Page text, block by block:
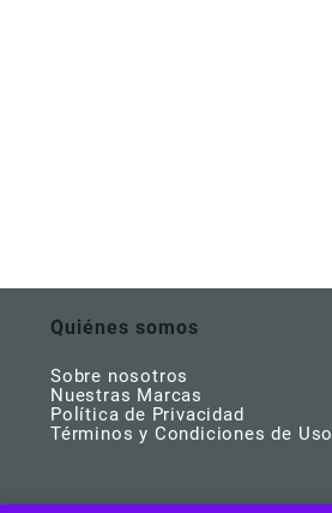
Quiénes somos
Sobre nosotros
Nuestras Marcas
Política de Privacidad
Términos y Condiciones de Uso